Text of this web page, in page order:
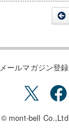
メールマガジン登録
© mont-bell